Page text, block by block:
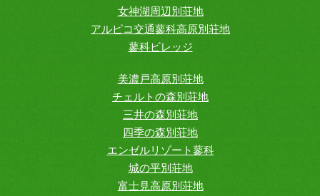
女神湖周辺別荘地
アルピコ交通蓼科高原別荘地
蓼科ビレッジ
美濃戸高原別荘地
チェルトの森別荘地
三井の森別荘地
四季の森別荘地
エンゼルリゾート蓼科
城の平別荘地
富士見高原別荘地